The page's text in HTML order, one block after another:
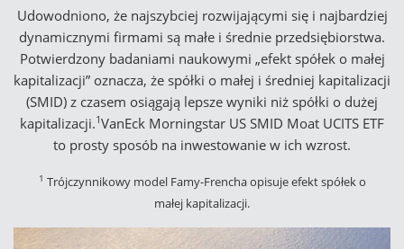
Udowodniono, że najszybciej rozwijającymi się i najbardziej
dynamicznymi firmami są małe i średnie przedsiębiorstwa.
Potwierdzony badaniami naukowymi „efekt spółek o małej
kapitalizacji” oznacza, że spółki o małej i średniej kapitalizacji
(SMID) z czasem osiągają lepsze wyniki niż spółki o dużej
kapitalizacji.1VanEck Morningstar US SMID Moat UCITS ETF
to prosty sposób na inwestowanie w ich wzrost.
1 Trójczynnikowy model Famy-Frencha opisuje efekt spółek o
małej kapitalizacji.